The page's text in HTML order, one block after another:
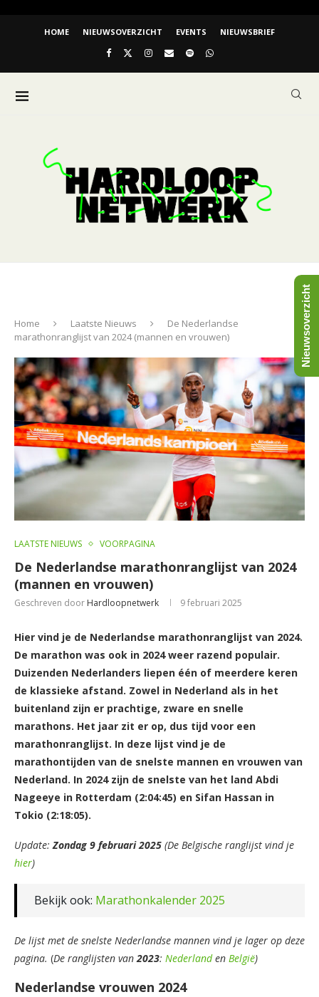
HOME NIEUWSOVERZICHT EVENTS NIEUWSBRIEF
Home Laatste Nieuws
De Nederlandse
marathonranglijst van 2024 (mannen en vrouwen)
LAATSTE NIEUWS VOORPAGINA
De Nederlandse marathonranglijst van 2024
(mannen en vrouwen)
Geschreven door Hardloopnetwerk 9 februari 2025
Hier vind je de Nederlandse marathonranglijst van 2024.
De marathon was ook in 2024 weer razend populair.
Duizenden Nederlanders liepen één of meerdere keren
de klassieke afstand. Zowel in Nederland als in het
buitenland zijn er prachtige, zware en snelle
marathons. Het jaar zit er op, dus tijd voor een
marathonranglijst. In deze lijst vind je de
marathontijden van de snelste mannen en vrouwen van
Nederland. In 2024 zijn de snelste van het land Abdi
Nageeye in Rotterdam (2:04:45) en Sifan Hassan in
Tokio (2:18:05).
Update: Zondag 9 februari 2025 (De Belgische ranglijst vind je
hier)
Bekijk ook: Marathonkalender 2025
De lijst met de snelste Nederlandse mannen vind je lager op deze
pagina. (De ranglijsten van2023: Nederlanden België)
Nederlandse vrouwen 2024
Nieuwsoverzicht